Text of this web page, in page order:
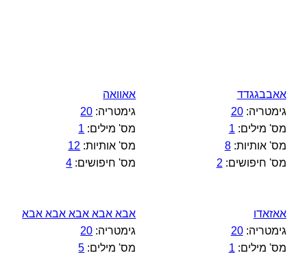
אאבבגגדד
גימטריה:20
מס' מילים: 1
מס' אותיות:8
מס' חיפושים: 2
אאוואה
גימטריה: 20
מס' מילים: 1
מס' אותיות: 12
מס' חיפושים: 4
אאזאדו
גימטריה:20
מס' מילים: 1
אבא אבא אבא אבא אבא
גימטריה: 20
מס' מילים: 5